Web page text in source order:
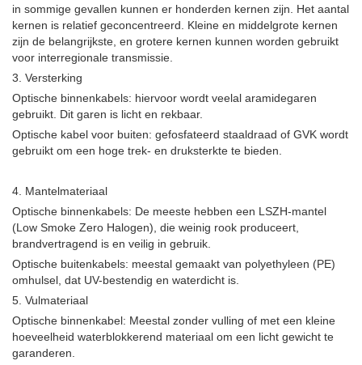
in sommige gevallen kunnen er honderden kernen zijn. Het aantal
kernen is relatief geconcentreerd. Kleine en middelgrote kernen
zijn de belangrijkste, en grotere kernen kunnen worden gebruikt
voor interregionale transmissie.
3. Versterking
Optische binnenkabels: hiervoor wordt veelal aramidegaren
gebruikt. Dit garen is licht en rekbaar.
Optische kabel voor buiten: gefosfateerd staaldraad of GVK wordt
gebruikt om een ​​hoge trek- en druksterkte te bieden.
4. Mantelmateriaal
Optische binnenkabels: De meeste hebben een LSZH-mantel
(Low Smoke Zero Halogen), die weinig rook produceert,
brandvertragend is en veilig in gebruik.
Optische buitenkabels: meestal gemaakt van polyethyleen (PE)
omhulsel, dat UV-bestendig en waterdicht is.
5. Vulmateriaal
Optische binnenkabel: Meestal zonder vulling of met een kleine
hoeveelheid waterblokkerend materiaal om een ​​licht gewicht te
garanderen.